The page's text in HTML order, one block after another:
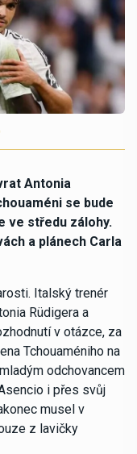
Antonia
se bude
ve středu zálohy.
a plánech Carla
Italský trenér
Rüdigera a
v otázce, za
Tchouaméniho na
odchovancem
i přes svůj
musel v
z lavičky